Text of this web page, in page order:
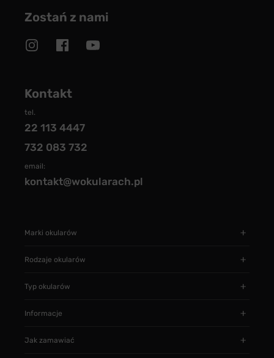
Zostań z nami
Kontakt
tel.
22 113 4447
732 083 732
email:
kontakt@wokularach.pl
Marki okularów
Rodzaje okularów
Typ okularów
Informacje
Jak zamawiać